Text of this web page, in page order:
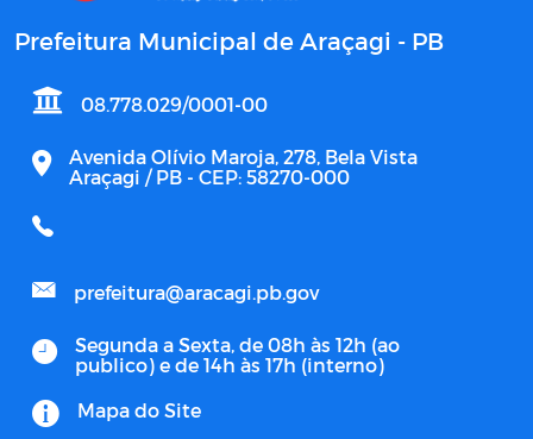
Prefeitura Municipal de Araçagi - PB
08.778.029/0001-00
Avenida Olívio Maroja, 278, Bela Vista
Araçagi / PB - CEP: 58270-000
prefeitura@aracagi.pb.gov
Segunda a Sexta, de 08h às 12h (ao
publico) e de 14h às 17h (interno)
Mapa do Site